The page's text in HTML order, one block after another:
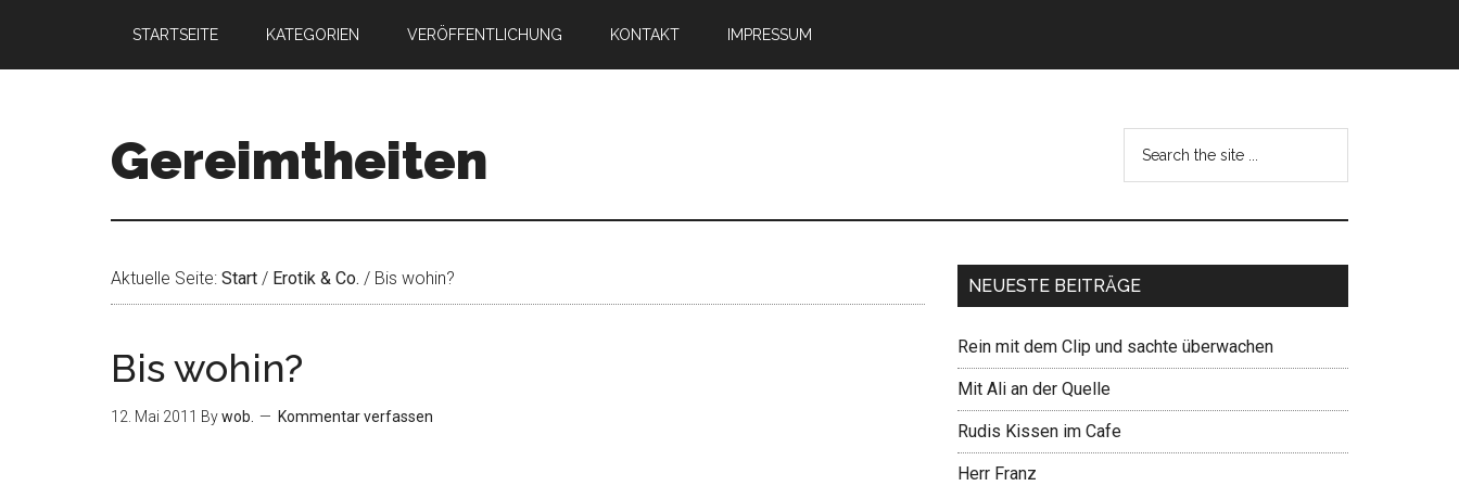
STARTSEITE KATEGORIEN VERÖFFENTLICHUNG KONTAKT IMPRESSUM
Gereimtheiten
Aktuelle Seite: Start / Erotik & Co. / Bis wohin?
Bis wohin?
12. Mai 2011 Bywob. Kommentar verfassen
NEUESTE BEITRÄGE
Rein mit dem Clip und sachte überwachen
Mit Ali an der Quelle
Rudis Kissen im Cafe
Herr Franz